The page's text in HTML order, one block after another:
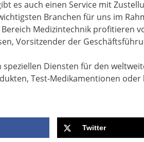
es auch einen Service mit
Branchen für uns im
Medizintechnik profitieren
Vorsitzender der
speziellen Diensten für den
Test-Medikamentionen
Twitter